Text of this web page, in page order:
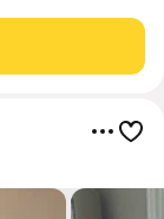
видом на